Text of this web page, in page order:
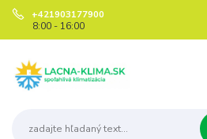
+421903177900
8:00 - 16:00